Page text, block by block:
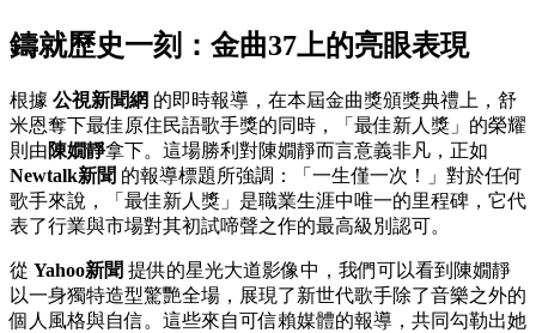
鑄就歷史一刻：金曲37上的亮眼表現
根據 公視新聞網 的即時報導，在本屆金曲獎頒獎典禮上，舒
米恩奪下最佳原住民語歌手獎的同時，「最佳新人獎」的榮耀
則由陳嫺靜拿下。這場勝利對陳嫺靜而言意義非凡，正如
Newtalk新聞 的報導標題所強調：「一生僅一次！」對於任何
歌手來說，「最佳新人獎」是職業生涯中唯一的里程碑，它代
表了行業與市場對其初試啼聲之作的最高級別認可。
從 Yahoo新聞 提供的星光大道影像中，我們可以看到陳嫺靜
以一身獨特造型驚艷全場，展現了新世代歌手除了音樂之外的
個人風格與自信。這些來自可信賴媒體的報導，共同勾勒出她